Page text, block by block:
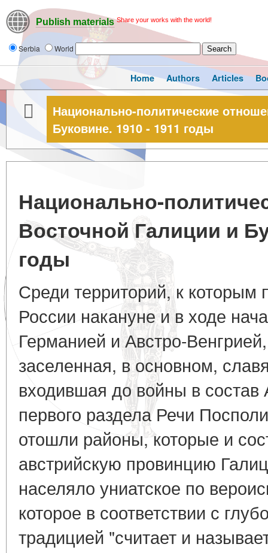
Publish materials Share your works with the world!
Serbia World
Home Authors Articles
Национально-политические
Буковине. 1910 - 1911 годы
Национально-
Восточной Галиции и
годы
Среди территорий, к которым
России накануне и в ходе
Германией и Австро-
заселенная, в основном,
входившая до войны в
первого раздела Речи
отошли районы, которые и
австрийскую провинцию
населяло униатское по
которое в соответствии с
традицией "считает и